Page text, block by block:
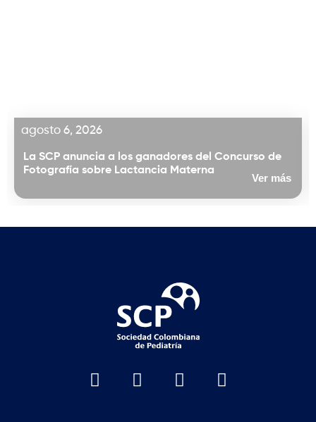
agosto 6, 2026
La SCP anuncia a los ganadores del Concurso de
Fotografía sobre Lactancia Materna
Ver más